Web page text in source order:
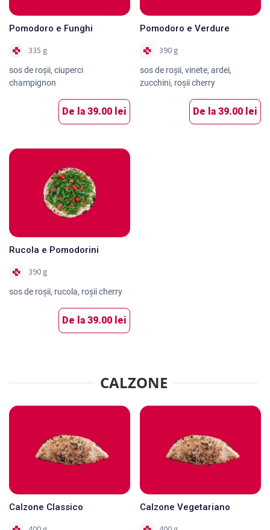
Pomodoro e Funghi
335 g
sos de roşii, ciuperci
champignon
De la 39.00 lei
Pomodoro e Verdure
390 g
sos de roşii, vinete, ardei,
zucchini, roșii cherry
De la 39.00 lei
Rucola e Pomodorini
390 g
sos de roşii, rucola, roșii cherry
De la 39.00 lei
CALZONE
Calzone Classico
Calzone Vegetariano